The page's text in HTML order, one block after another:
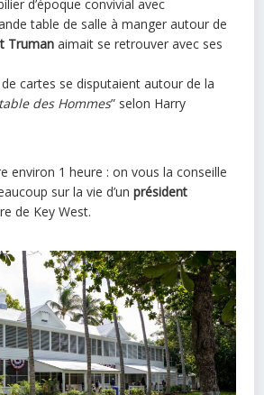
d’époque convivial avec
table de salle à manger autour de
Truman aimait se retrouver avec ses
cartes se disputaient autour de la
des Hommes” selon Harry
environ 1 heure : on vous la conseille
sur la vie d’unprésident
de Key West.